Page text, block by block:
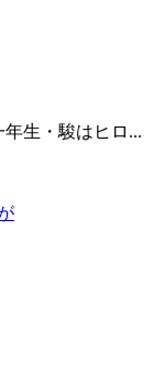
生・駿はヒロ...